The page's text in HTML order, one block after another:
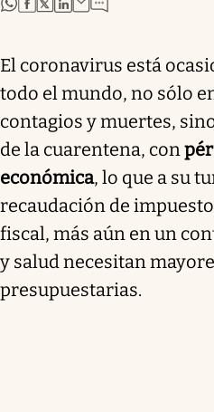
El coronavirus está
todo el mundo, no sólo
contagios y muertes,
de la cuarentena, con
económica, lo que a su
recaudación de
fiscal, más aún en un
y salud necesitan
presupuestarias.